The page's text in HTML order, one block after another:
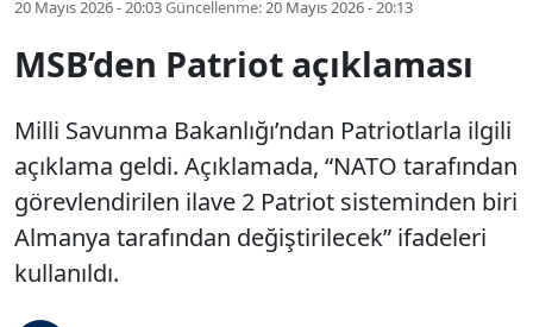
20 Mayıs 2026 - 20:03Güncellenme:20 Mayıs 2026 - 20:13
MSB’den Patriot açıklaması
Milli Savunma Bakanlığı’ndan Patriotlarla ilgili
açıklama geldi. Açıklamada, “NATO tarafından
görevlendirilen ilave 2 Patriot sisteminden biri
Almanya tarafından değiştirilecek” ifadeleri
kullanıldı.